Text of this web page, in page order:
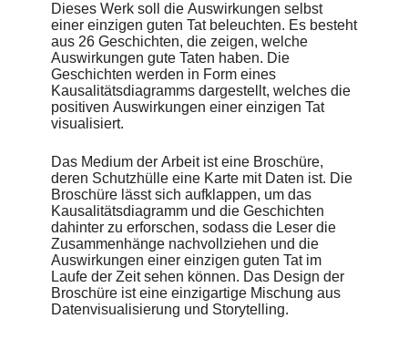
Semesterarbeit
Simon Bischofberger
DHBW Ravensburg
Dieses Werk soll die Auswirkungen selbst
einer einzigen guten Tat beleuchten. Es besteht
aus 26 Geschichten, die zeigen, welche
Auswirkungen gute Taten haben. Die
Geschichten werden in Form eines
Kausalitätsdiagramms dargestellt, welches die
positiven Auswirkungen einer einzigen Tat
visualisiert.
Das Medium der Arbeit ist eine Broschüre,
deren Schutzhülle eine Karte mit Daten ist. Die
Broschüre lässt sich aufklappen, um das
Kausalitätsdiagramm und die Geschichten
dahinter zu erforschen, sodass die Leser die
Zusammenhänge nachvollziehen und die
Auswirkungen einer einzigen guten Tat im
Laufe der Zeit sehen können. Das Design der
Broschüre ist eine einzigartige Mischung aus
Datenvisualisierung und Storytelling.